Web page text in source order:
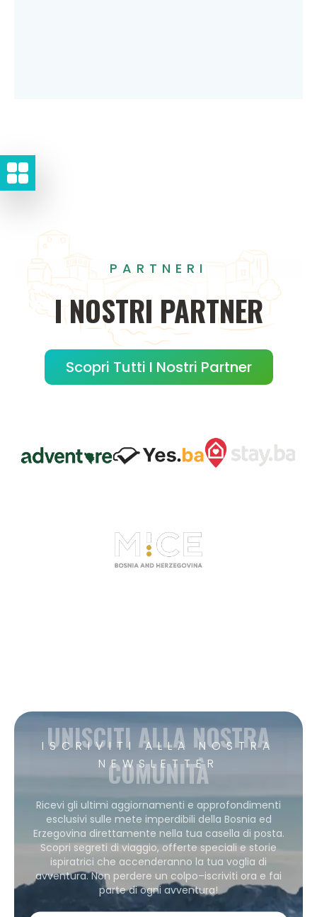
PARTNERI
INOSTRI PARTNER
Scopri Tutti I Nostri Partner
ISCRIVITI ALLA NOSTRA
NEWSLETTER
UNISCITI ALLA NOSTRA
COMUNITÀ
Ricevi gli ultimi aggiornamenti e approfondimenti
esclusivi sulle mete imperdibili della Bosnia ed
Erzegovina direttamente nella tua casella di posta.
Scopri segreti di viaggio, offerte speciali e storie
ispiratrici che accenderanno la tua voglia di
avventura. Non perdere un colpo–iscriviti ora e fai
parte di ogni avventura!